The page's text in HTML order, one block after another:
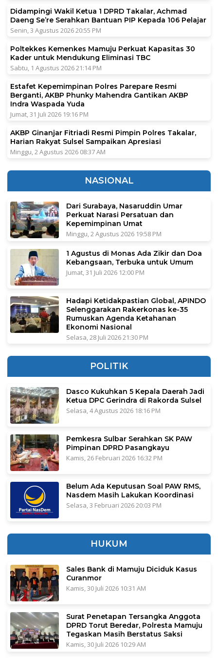
Didampingi Wakil Ketua 1 DPRD Takalar, Achmad
Daeng Se’re Serahkan Bantuan PIP Kepada 106 Pelajar
Senin, 3 Agustus 2026 20:55 PM
Poltekkes Kemenkes Mamuju Perkuat Kapasitas 30
Kader untuk Mendukung Eliminasi TBC
Sabtu, 1 Agustus 2026 21:14 PM
Estafet Kepemimpinan Polres Parepare Resmi
Berganti, AKBP Phunky Mahendra Gantikan AKBP
Indra Waspada Yuda
Jumat, 31 Juli 2026 19:16 PM
AKBP Ginanjar Fitriadi Resmi Pimpin Polres Takalar,
Harian Rakyat Sulsel Sampaikan Apresiasi
Minggu, 2 Agustus 2026 08:37 AM
NASIONAL
Dari Surabaya, Nasaruddin Umar
Perkuat Narasi Persatuan dan
Kepemimpinan Umat
Minggu, 2 Agustus 2026 19:58 PM
1 Agustus di Monas Ada Zikir dan Doa
Kebangsaan, Terbuka untuk Umum
Jumat, 31 Juli 2026 12:00 PM
Hadapi Ketidakpastian Global, APINDO
Selenggarakan Rakerkonas ke-35
Rumuskan Agenda Ketahanan
Ekonomi Nasional
Selasa, 28 Juli 2026 21:30 PM
POLITIK
Dasco Kukuhkan 5 Kepala Daerah Jadi
Ketua DPC Gerindra di Rakorda Sulsel
Selasa, 4 Agustus 2026 18:16 PM
Pemkesra Sulbar Serahkan SK PAW
Pimpinan DPRD Pasangkayu
Kamis, 26 Februari 2026 16:32 PM
Belum Ada Keputusan Soal PAW RMS,
Nasdem Masih Lakukan Koordinasi
Selasa, 3 Februari 2026 20:03 PM
HUKUM
Sales Bank di Mamuju Diciduk Kasus
Curanmor
Kamis, 30 Juli 2026 10:31 AM
Surat Penetapan Tersangka Anggota
DPRD Torut Beredar, Polresta Mamuju
Tegaskan Masih Berstatus Saksi
Kamis, 30 Juli 2026 10:29 AM